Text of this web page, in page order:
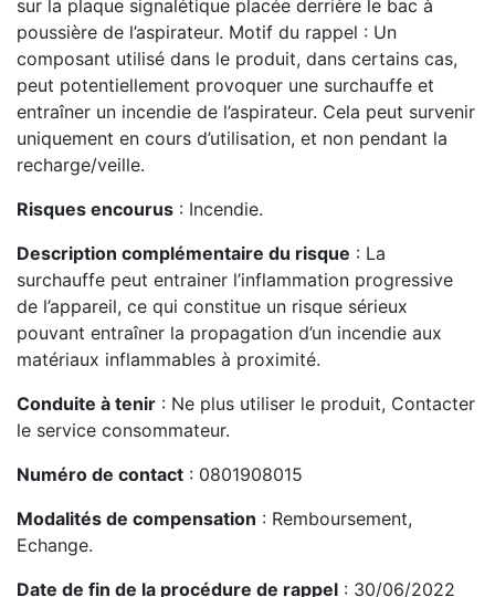
peut potentiellement provoquer une surchauffe et
entraîner un incendie de l’aspirateur. Cela peut survenir
uniquement en cours d’utilisation, et non pendant la
recharge/veille.
Risques encourus: Incendie.
Description complémentaire du risque
surchauffe peut entrainer l’inflammation progressive
pouvant entraîner la propagation d’un incendie aux
matériaux inflammables à proximité.
Conduite à tenir: Ne plus utiliser le produit, Contacter
le service consommateur.
Numéro de contact: 0801908015
Echange.
Date de fin de la procédure de rappel: 30/06/2022